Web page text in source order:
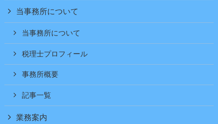
当事務所について
当事務所について
税理士プロフィール
事務所概要
記事一覧
業務案内